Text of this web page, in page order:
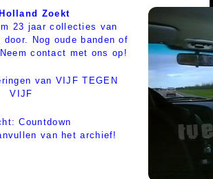
Zoekt
23 jaar collecties van
door. Nog oude banden of
contact met ons op!
van VIJF TEGEN
VIJF
Countdown
van het archief!